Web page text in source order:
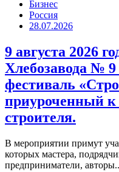
Бизнес
Россия
28.07.2026
9 августа 2026
Хлебозавода №
фестиваль
приуроченный
строителя.
В мероприятии примут
которых мастера,
предприниматели,